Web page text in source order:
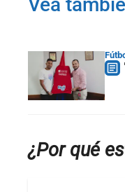
Vea
¿Por qué